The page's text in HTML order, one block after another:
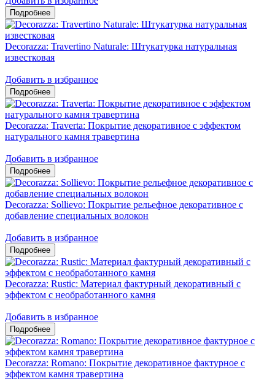
Decorazza: Travertino Naturale: Штукатурка натуральная
известковая
Добавить в избранное
Decorazza: Traverta: Покрытие декоративное с эффектом
натурального камня травертина
Добавить в избранное
Decorazza: Sollievo: Покрытие рельефное декоративное с
добавление специальных волокон
Добавить в избранное
Decorazza: Rustic: Материал фактурный декоративный с
эффектом с необработанного камня
Добавить в избранное
Decorazza: Romano: Покрытие декоративное фактурное с
эффектом камня травертина